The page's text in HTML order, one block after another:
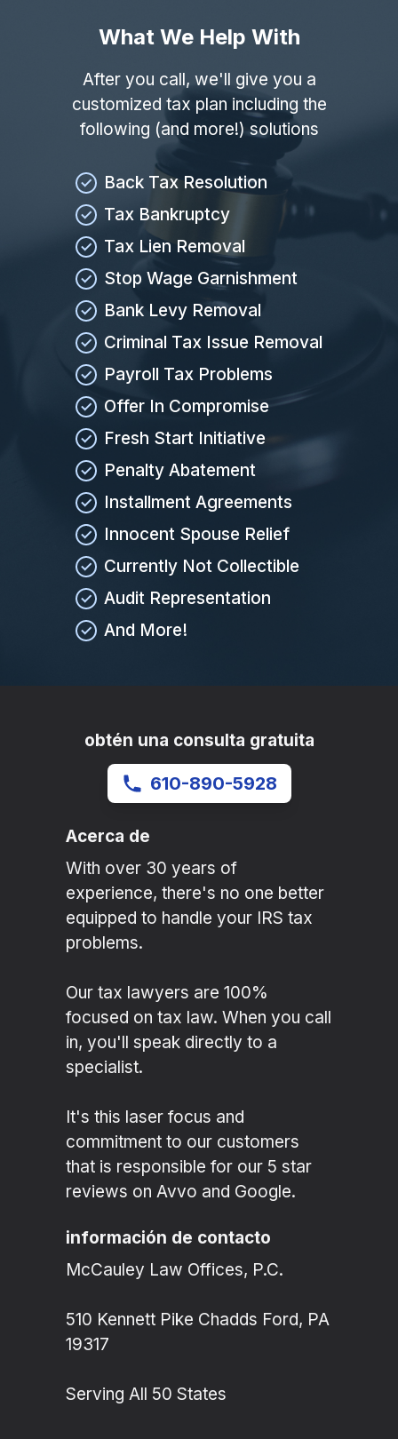
What We Help With
After you call, we'll give you a
customized tax plan including the
following (and more!) solutions
Back Tax Resolution
Tax Bankruptcy
Tax Lien Removal
Stop Wage Garnishment
Bank Levy Removal
Criminal Tax Issue Removal
Payroll Tax Problems
Offer In Compromise
Fresh Start Initiative
Penalty Abatement
Installment Agreements
Innocent Spouse Relief
Currently Not Collectible
Audit Representation
And More!
obtén una consulta gratuita
610-890-5928
Acerca de
With over 30 years of
experience, there's no one better
equipped to handle your IRS tax
problems.
Our tax lawyers are 100%
focused on tax law. When you call
in, you'll speak directly to a
specialist.
It's this laser focus and
commitment to our customers
that is responsible for our 5 star
reviews on Avvo and Google.
información de contacto
McCauley Law Offices, P.C.
510 Kennett Pike Chadds Ford, PA
19317
Serving All 50 States